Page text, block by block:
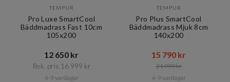
TEMPUR
Pro Luxe SmartCool
Bäddmadrass Fast 10cm
105x200
12 650 kr​​
Rek. pris 16 999 kr​​
4-9 vardagar
TEMPUR
Pro Plus SmartCool
Bäddmadrass Mjuk 8cm
140x200
15 790 kr​​
21 999 kr​​
4-9 vardagar